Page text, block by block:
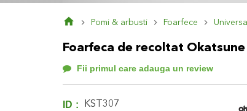
Pomi & arbusti Foarfece Universal
Foarfeca de recoltat
Fii primul care adauga un review
ID KST307